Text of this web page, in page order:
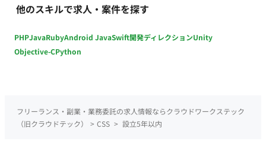
他のスキルで求人・案件を探す
PHPJavaRubyAndroid JavaSwift開発ディレクションUnity
Objective-CPython
フリーランス・副業・業務委託の求人情報ならクラウドワークステック
（旧クラウドテック）
> CSS > 設立5年以内